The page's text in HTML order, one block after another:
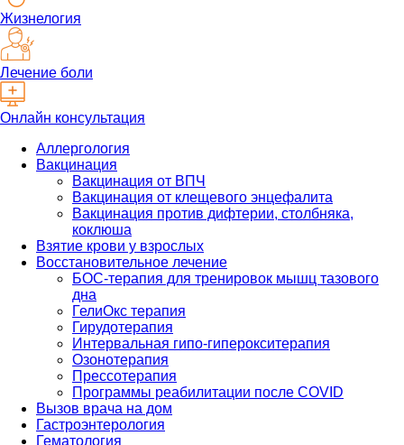
Жизнелогия
Лечение боли
Онлайн консультация
Аллергология
Вакцинация
Вакцинация от ВПЧ
Вакцинация от клещевого энцефалита
Вакцинация против дифтерии, столбняка,
коклюша
Взятие крови у взрослых
Восстановительное лечение
БОС-терапия для тренировок мышц тазового
дна
ГелиОкс терапия
Гирудотерапия
Интервальная гипо-гиперокситерапия
Озонотерапия
Прессотерапия
Программы реабилитации после СOVID
Вызов врача на дом
Гастроэнтерология
Гематология